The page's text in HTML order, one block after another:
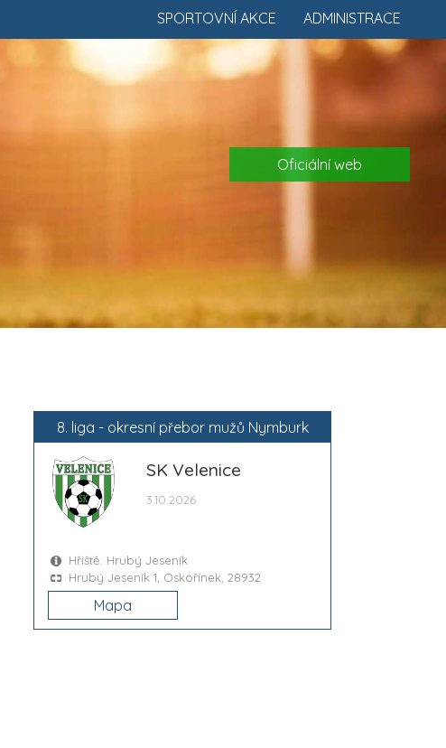
ADMINISTRACE
SPORTOVNÍ AKCE
Oficiální web
8. liga - okresní přebor mužů Nymburk
SK Velenice
3.10.2026
Hřiště: Hrubý Jeseník
Hrubý Jeseník 1, Oskořínek, 28932
Mapa